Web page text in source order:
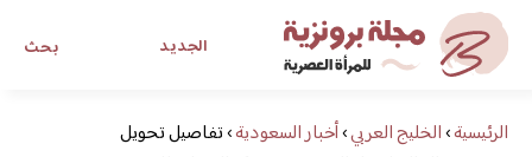
بحث الجديد
الرئيسية›الخليج العربي›أخبار السعودية›تفاصيل تحويل